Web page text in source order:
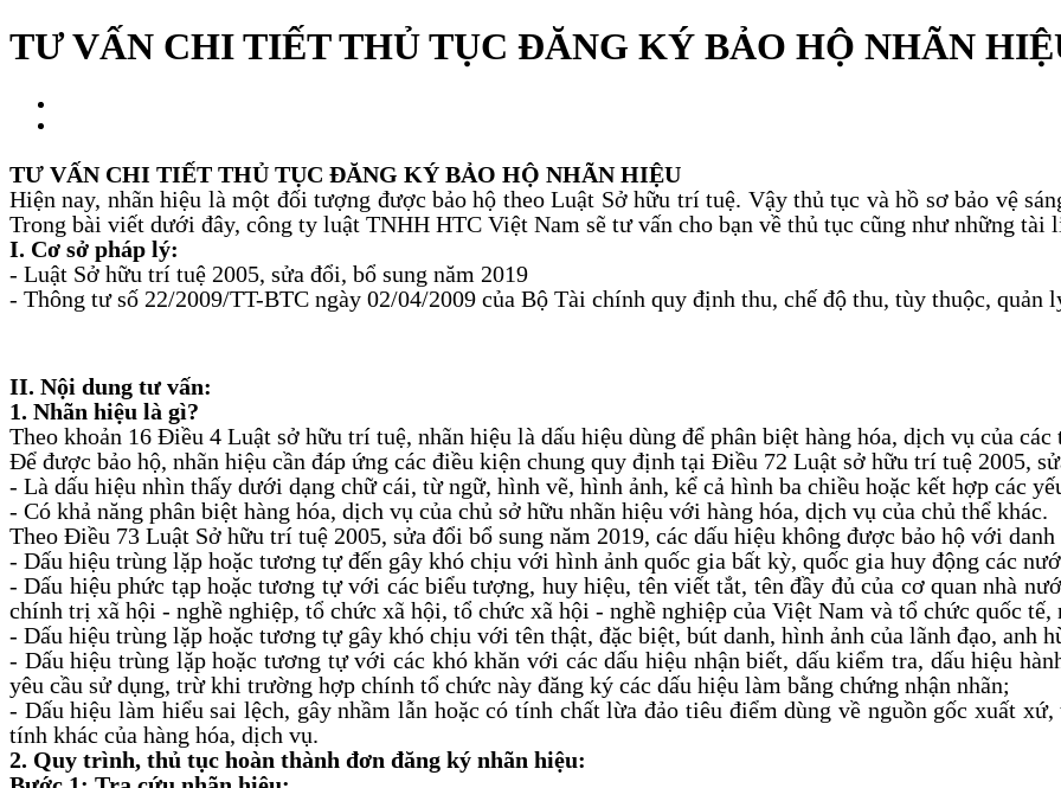
TƯ VẤN CHI TIẾT THỦ TỤC ĐĂNG KÝ BẢO HỘ NHÃN
TƯ VẤN CHI TIẾT THỦ TỤC ĐĂNG KÝ BẢO HỘ NHÃN HIỆU
Hiện nay, nhãn hiệu là một đối tượng được bảo hộ theo Luật Sở hữu trí tuệ. Vậy thủ tục và hồ sơ bảo vệ
Trong bài viết dưới đây, công ty luật TNHH HTC Việt Nam sẽ tư vấn cho bạn về thủ tục cũng như những tài
I. Cơ sở pháp lý:
- Luật Sở hữu trí tuệ 2005, sửa đổi, bổ sung năm 2019
- Thông tư số 22/2009/TT-BTC ngày 02/04/2009 của Bộ Tài chính quy định thu, chế độ thu, tùy thuộc, quản
II. Nội dung tư vấn:
1. Nhãn hiệu là gì?
Theo khoản 16 Điều 4 Luật sở hữu trí tuệ, nhãn hiệu là dấu hiệu dùng để phân biệt hàng hóa, dịch vụ của các
Để được bảo hộ, nhãn hiệu cần đáp ứng các điều kiện chung quy định tại Điều 72 Luật sở hữu trí tuệ 2005,
- Là dấu hiệu nhìn thấy dưới dạng chữ cái, từ ngữ, hình vẽ, hình ảnh, kể cả hình ba chiều hoặc kết hợp các
- Có khả năng phân biệt hàng hóa, dịch vụ của chủ sở hữu nhãn hiệu với hàng hóa, dịch vụ của chủ thể khác.
Theo Điều 73 Luật Sở hữu trí tuệ 2005, sửa đổi bổ sung năm 2019, các dấu hiệu không được bảo hộ với
- Dấu hiệu trùng lặp hoặc tương tự đến gây khó chịu với hình ảnh quốc gia bất kỳ, quốc gia huy động các
- Dấu hiệu phức tạp hoặc tương tự với các biểu tượng, huy hiệu, tên viết tắt, tên đầy đủ của cơ quan nhà
chính trị xã hội - nghề nghiệp, tổ chức xã hội, tổ chức xã hội - nghề nghiệp của Việt Nam và tổ chức quốc
- Dấu hiệu trùng lặp hoặc tương tự gây khó chịu với tên thật, đặc biệt, bút danh, hình ảnh của lãnh đạo, anh
- Dấu hiệu trùng lặp hoặc tương tự với các khó khăn với các dấu hiệu nhận biết, dấu kiểm tra, dấu hiệu
yêu cầu sử dụng, trừ khi trường hợp chính tổ chức này đăng ký các dấu hiệu làm bằng chứng nhận nhãn;
- Dấu hiệu làm hiểu sai lệch, gây nhầm lẫn hoặc có tính chất lừa đảo tiêu điểm dùng về nguồn gốc xuất
tính khác của hàng hóa, dịch vụ.
2. Quy trình, thủ tục hoàn thành đơn đăng ký nhãn hiệu: